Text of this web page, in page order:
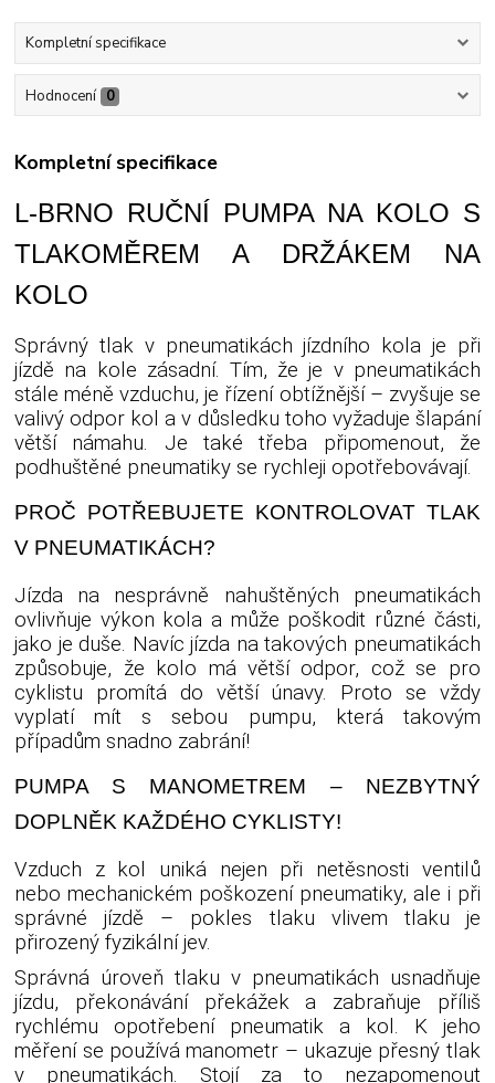
Kompletní specifikace
Hodnocení 0
Kompletní specifikace
L-BRNO RUČNÍ PUMPA NA KOLO S
TLAKOMĚREM A DRŽÁKEM NA
KOLO
Správný tlak v pneumatikách jízdního kola je při
jízdě na kole zásadní. Tím, že je v pneumatikách
stále méně vzduchu, je řízení obtížnější – zvyšuje se
valivý odpor kol a v důsledku toho vyžaduje šlapání
větší námahu. Je také třeba připomenout, že
podhuštěné pneumatiky se rychleji opotřebovávají.
PROČ POTŘEBUJETE KONTROLOVAT TLAK
V PNEUMATIKÁCH?
Jízda na nesprávně nahuštěných pneumatikách
ovlivňuje výkon kola a může poškodit různé části,
jako je duše. Navíc jízda na takových pneumatikách
způsobuje, že kolo má větší odpor, což se pro
cyklistu promítá do větší únavy. Proto se vždy
vyplatí mít s sebou pumpu, která takovým
případům snadno zabrání!
PUMPA S MANOMETREM – NEZBYTNÝ
DOPLNĚK KAŽDÉHO CYKLISTY!
Vzduch z kol uniká nejen při netěsnosti ventilů
nebo mechanickém poškození pneumatiky, ale i při
správné jízdě – pokles tlaku vlivem tlaku je
přirozený fyzikální jev.
Správná úroveň tlaku v pneumatikách usnadňuje
jízdu, překonávání překážek a zabraňuje příliš
rychlému opotřebení pneumatik a kol. K jeho
měření se používá manometr – ukazuje přesný tlak
v pneumatikách. Stojí za to nezapomenout